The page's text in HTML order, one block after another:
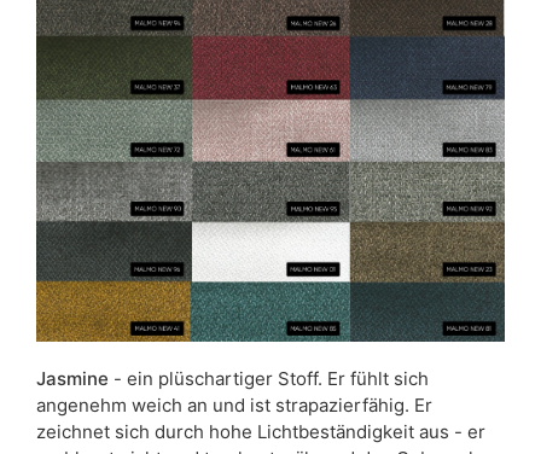
Jasmine - ein plüschartiger Stoff. Er fühlt sich
angenehm weich an und ist strapazierfähig. Er
zeichnet sich durch hohe Lichtbeständigkeit aus - er